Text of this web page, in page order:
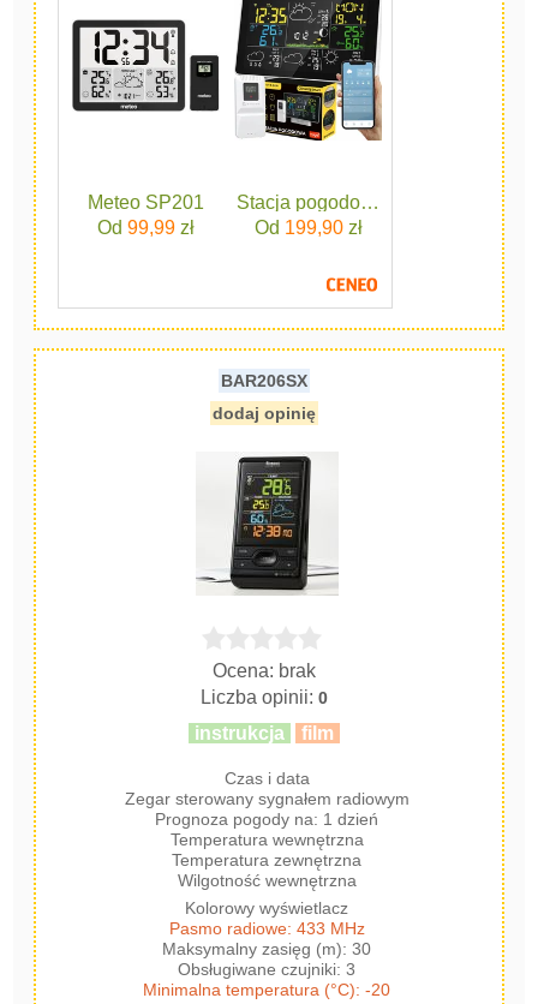
Meteo SP201
Od99,99 zł
Stacja pogodowa pogody
Od 199,90zł
BAR206SX
dodaj opinię
Ocena: brak
Liczba opinii:0
instrukcja film
Czas i data
Zegar sterowany sygnałem radiowym
Prognoza pogody na: 1 dzień
Temperatura wewnętrzna
Temperatura zewnętrzna
Wilgotność wewnętrzna
Kolorowy wyświetlacz
Pasmo radiowe: 433 MHz
Maksymalny zasięg (m): 30
Obsługiwane czujniki: 3
Minimalna temperatura (°C): -20